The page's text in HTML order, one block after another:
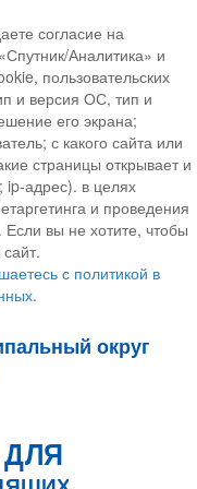
согласие на
Аналитика» и
пользовательских
и версия ОС, тип и
его экрана;
с какого сайта или
страницы открывает и
ip-адрес). в целях
и проведения
Если вы не хотите, чтобы
с политикой в